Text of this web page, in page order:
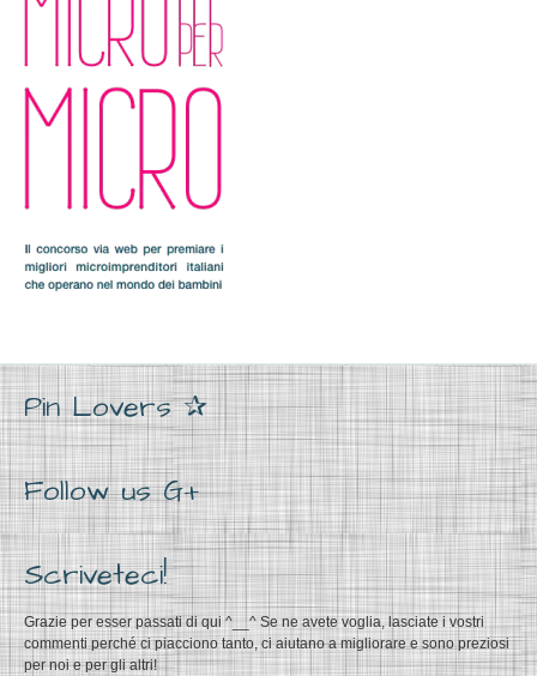
Pin Lovers ✰
Follow us G+
Scriveteci!
Grazie per esser passati di qui ^__^ Se ne avete voglia, lasciate i vostri
commenti perché ci piacciono tanto, ci aiutano a migliorare e sono preziosi
per noi e per gli altri!